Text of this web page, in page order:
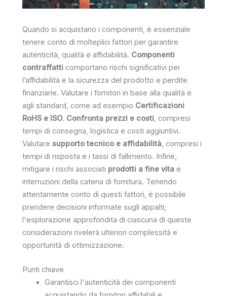
Quando si acquistano i componenti, è essenziale
tenere conto di molteplici fattori per garantire
autenticità, qualità e affidabilità. Componenti
contraffatti comportano rischi significativi per
l’affidabilità e la sicurezza del prodotto e perdite
finanziarie. Valutare i fornitori in base alla qualità e
agli standard, come ad esempio Certificazioni
RoHS e ISO. Confronta prezzi e costi, compresi
tempi di consegna, logistica e costi aggiuntivi.
Valutare supporto tecnico e affidabilità, compresi i
tempi di risposta e i tassi di fallimento. Infine,
mitigare i rischi associati prodotti a fine vita e
interruzioni della catena di fornitura. Tenendo
attentamente conto di questi fattori, è possibile
prendere decisioni informate sugli appalti;
l'esplorazione approfondita di ciascuna di queste
considerazioni rivelerà ulteriori complessità e
opportunità di ottimizzazione.
Punti chiave
Garantisci l'autenticità dei componenti